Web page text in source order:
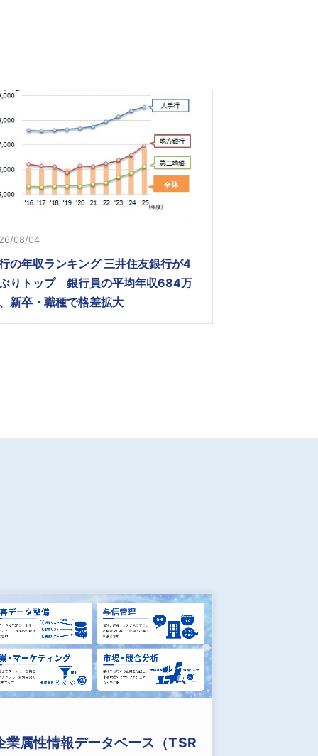
08/04
の年収ランキング 三井住友銀行が4
りトップ 銀行員の平均年収684万
新卒・職種で格差拡大
業属性情報データベース（TSR